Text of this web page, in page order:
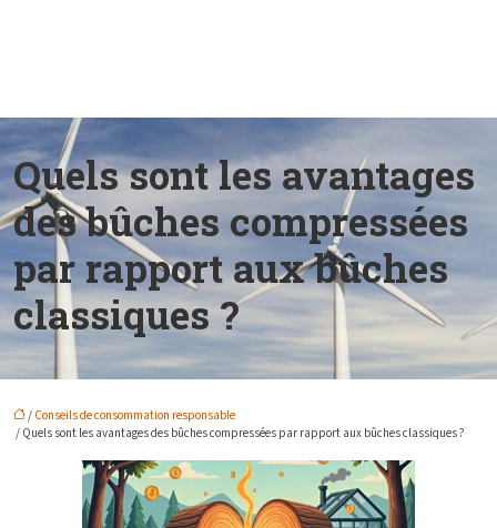
Quels sont les avantages
des bûches compressées
par rapport aux bûches
classiques ?
/ Conseils de consommation responsable
/ Quels sont les avantages des bûches compressées par rapport aux bûches classiques ?